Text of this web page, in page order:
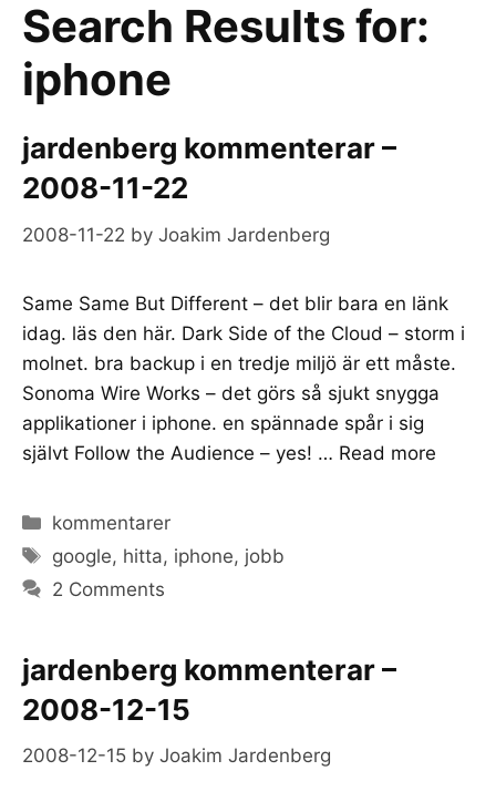
Search Results for:
iphone
jardenberg kommenterar –
2008-11-22
2008-11-22 by Joakim Jardenberg
Same Same But Different – det blir bara en länk
idag. läs den här. Dark Side of the Cloud – storm i
molnet. bra backup i en tredje miljö är ett måste.
Sonoma Wire Works – det görs så sjukt snygga
applikationer i iphone. en spännade spår i sig
självt Follow the Audience – yes! … Read more
Categories
kommentarer
Tags
google, hitta, iphone, jobb
2 Comments
jardenberg kommenterar –
2008-12-15
2008-12-15 by Joakim Jardenberg